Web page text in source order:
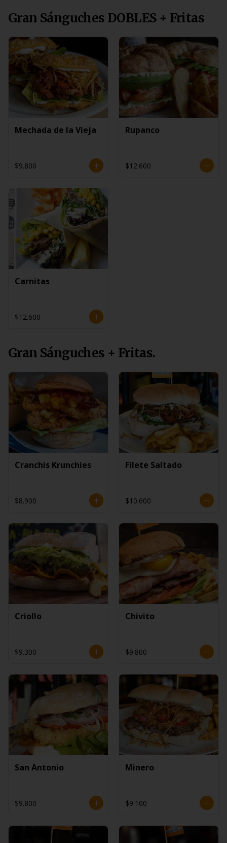
Gran Sánguches DOBLES + Fritas
Mechada de la Vieja
$9.800
Rupanco
$12.600
Carnitas
$12.600
Gran Sánguches + Fritas.
Cranchis Krunchies
$8.900
Filete Saltado
$10.600
Criollo
$9.300
Chivito
$9.800
San Antonio
$9.800
Minero
$9.100